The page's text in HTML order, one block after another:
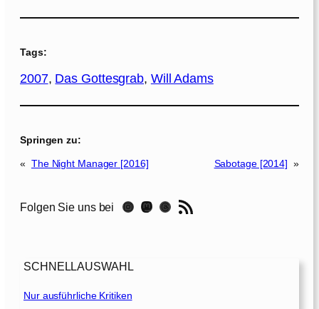
Tags:
2007, Das Gottesgrab, Will Adams
Springen zu:
« The Night Manager [2016] Sabotage [2014] »
Folgen Sie uns bei Instagram Mastodon Threads RSS-Feed
SCHNELLAUSWAHL
Nur ausführliche Kritiken